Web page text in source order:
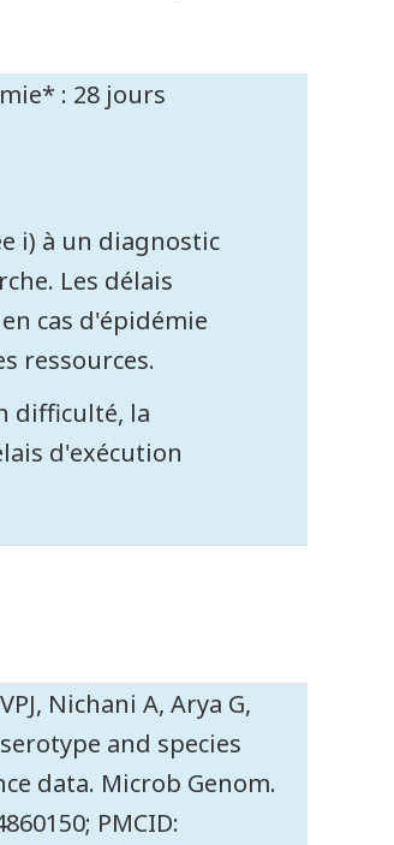
: 28 jours
i) à un diagnostic
Les délais
cas d'épidémie
ressources.
difficulté, la
d'exécution
Nichani A, Arya G,
and species
data. Microb Genom.
PMCID: